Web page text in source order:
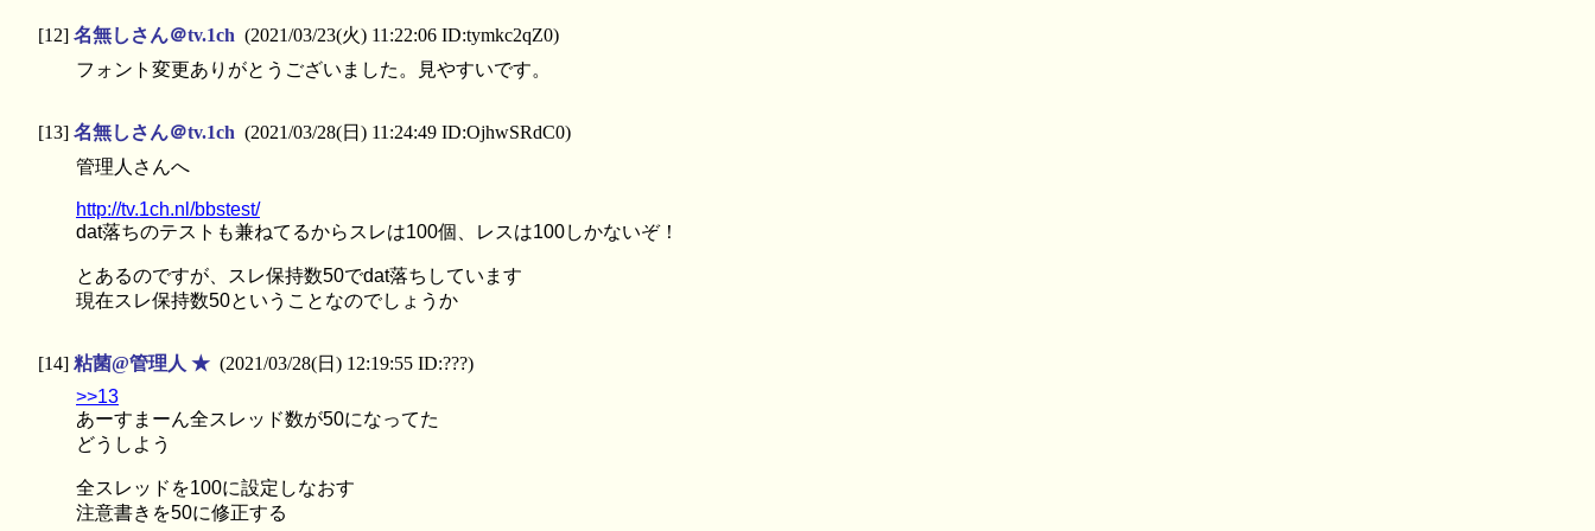
[12] 名無しさん＠tv.1ch (2021/03/23(火) 11:22:06 ID:tymkc2qZ0)
フォント変更ありがとうございました。見やすいです。
[13] 名無しさん＠tv.1ch (2021/03/28(日) 11:24:49 ID:OjhwSRdC0)
管理人さんへ
http://tv.1ch.nl/bbstest/
dat落ちのテストも兼ねてるからスレは100個、レスは100しかないぞ！
とあるのですが、スレ保持数50でdat落ちしています
現在スレ保持数50ということなのでしょうか
[14] 粘菌@管理人 ★ (2021/03/28(日) 12:19:55 ID:???)
>>13
あーすまーん全スレッド数が50になってた
どうしよう
全スレッドを100に設定しなおす
注意書きを50に修正する